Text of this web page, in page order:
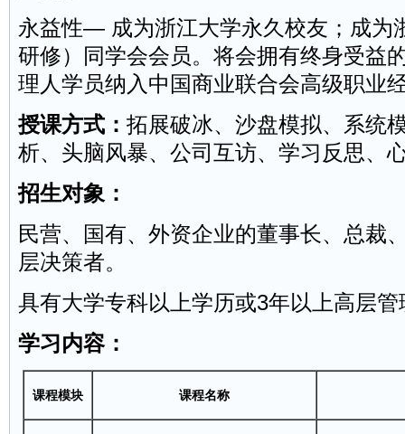
永益性— 成为浙江大学永久校友；成为
研修）同学会会员。将会拥有终身受益
理人学员纳入中国商业联合会高级职业
授课方式： 拓展破冰、沙盘模拟、系统
析、头脑风暴、公司互访、学习反思、
招生对象：
民营、国有、外资企业的董事长、总裁
层决策者。
具有大学专科以上学历或3年以上高层管
学习内容：
课程模块 课程名称